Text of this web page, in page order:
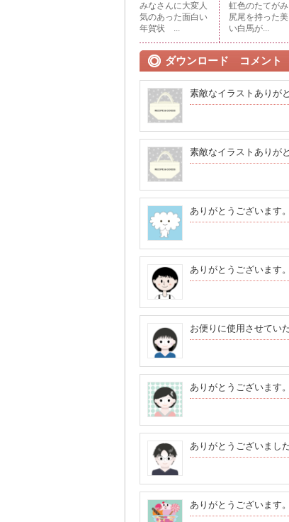
みなさんに大変人
気のあった面白い
年賀状 ...
虹色のたてがみ
尻尾を持った美
い白馬が...
ダウンロード コメント
素敵なイラストありが
素敵なイラストありが
ありがとうございます
ありがとうございます
お便りに使用させてい
ありがとうございます
ありがとうございまし
ありがとうございます